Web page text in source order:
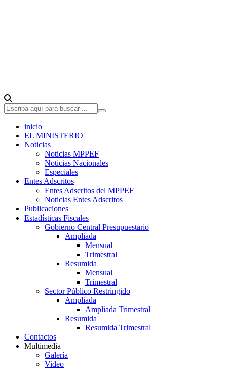
inicio
EL MINISTERIO
Noticias
Noticias MPPEF
Noticias Nacionales
Especiales
Entes Adscritos
Entes Adscritos del MPPEF
Noticias Entes Adscritos
Publicaciones
Estadísticas Fiscales
Gobierno Central Presupuestario
Ampliada
Mensual
Trimestral
Resumida
Mensual
Trimestral
Sector Público Restringido
Ampliada
Ampliada Trimestral
Resumida
Resumida Trimestral
Contactos
Multimedia
Galería
Video